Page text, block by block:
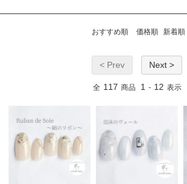
おすすめ順 価格順 新着順
< Prev Next >
全 117 商品 1 - 12 表示